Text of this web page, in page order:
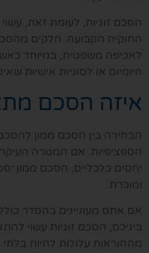
הסכם זוגיות, לעומת זאת,
החוקית הקבועה. חלקים
לאכיפה משפטית, במיוחד
היומיום או לסוגיות אישיות
איזה הסכם
הבחירה בין הסכם ממון
הספציפיות. אם המטרה
יחסים כלכליים, הסכם ממון
ומוכרת.
אם אתם מעוניינים בהסדר
ביניכם, הסכם זוגיות עשוי
מההוראות עלולות להיות